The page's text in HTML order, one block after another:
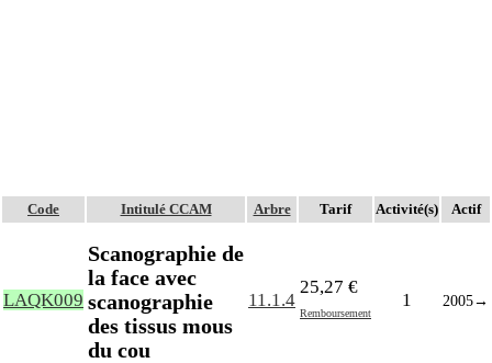
Code Intitulé CCAM Arbre Tarif Activité(s) Actif
LAQK009
Scanographie de
la face avec
scanographie
des tissus mous
du cou
11.1.4
25,27 €
Remboursement
1 2005→